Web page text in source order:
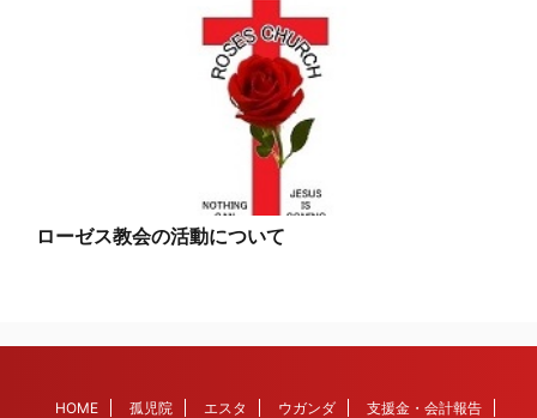
ローゼス教会の活動について
HOME 孤児院 エスタ ウガンダ
支援金・会計報告